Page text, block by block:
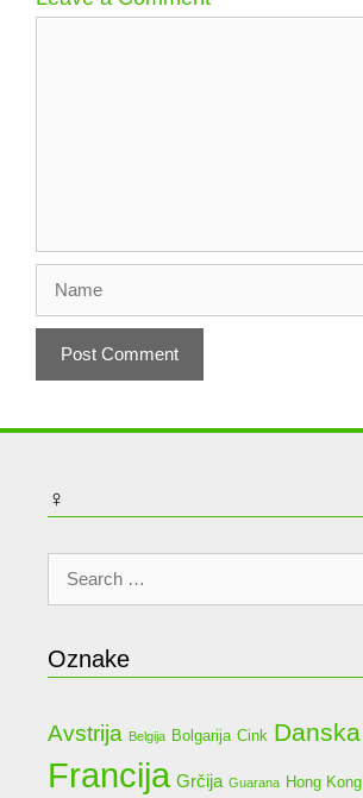
♀
Search
Oznake
Avstrija Belgija Bolgarija Cink Danska
Francija Grčija Guarana Hong Kong